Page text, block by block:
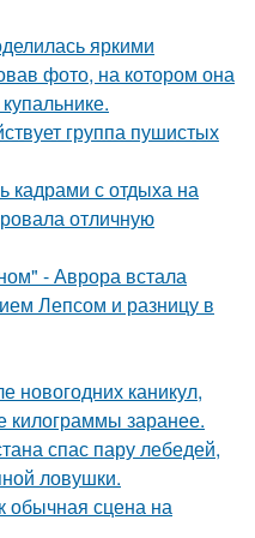
яркими
фото, на котором она
группа пушистых
кадрами с отдыха на
отличную
- Аврора встала
Лепсом и разницу в
новогодних каникул,
килограммы заранее.
спас пару лебедей,
ловушки.
обычная сцена на